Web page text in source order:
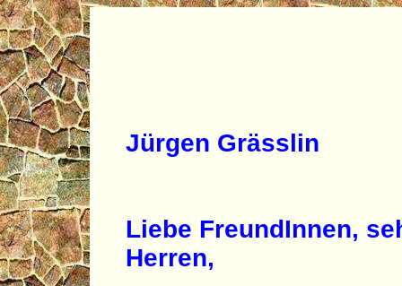
Jürgen Grässlin
Liebe FreundInnen,
Herren,